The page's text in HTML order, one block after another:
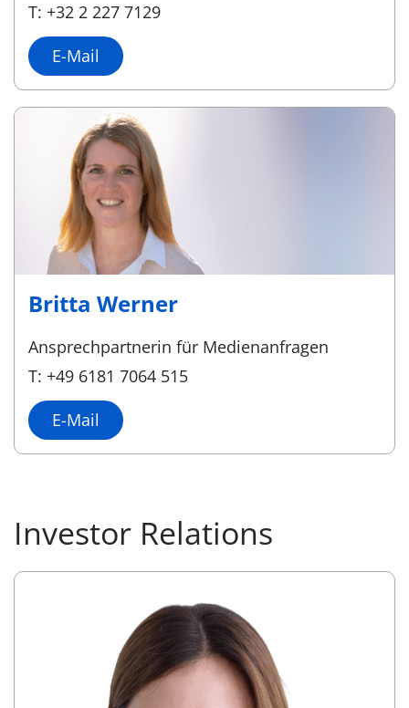
T: +32 2 227 7129
E-Mail
Britta Werner
Ansprechpartnerin für Medienanfragen
T: +49 6181 7064 515
E-Mail
Investor Relations